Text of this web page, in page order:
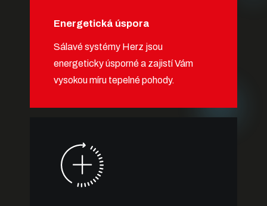
Energetická úspora
Sálavé systémy Herz jsou
energeticky úsporné a zajistí Vám
vysokou míru tepelné pohody.